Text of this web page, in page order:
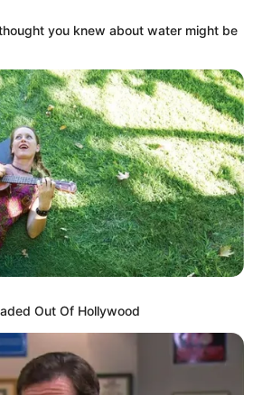
την αντιμετώπιση
εργαζομένωντου
7 Ιουλίου 2025 ανακοίνωσε
και Κοινωνικής
you knew about water might be
Out Of Hollywood